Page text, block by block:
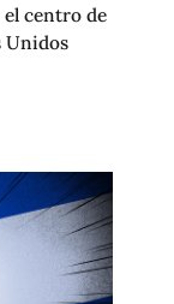
centro de
Unidos